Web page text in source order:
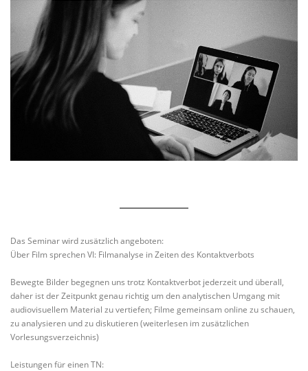
Das Seminar wird zusätzlich angeboten:
Über Film sprechen VI: Filmanalyse in Zeiten des Kontaktverbots
Bewegte Bilder begegnen uns trotz Kontaktverbot jederzeit und überall,
daher ist der Zeitpunkt genau richtig um den analytischen Umgang mit
audiovisuellem Material zu vertiefen; Filme gemeinsam online zu schauen,
zu analysieren und zu diskutieren (weiterlesen im zusätzlichen
Vorlesungsverzeichnis)
Leistungen für einen TN: